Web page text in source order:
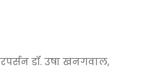
डॉ. उषा खनगवाल,